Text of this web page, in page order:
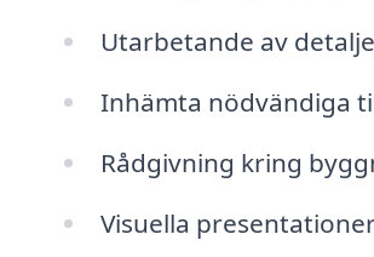
Utarbetande av
Inhämta nödvändiga
Rådgivning kring
Visuella